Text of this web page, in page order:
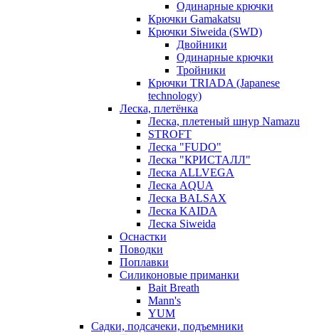
Одинарные крючки
Крючки Gamakatsu
Крючки Siweida (SWD)
Двойники
Одинарные крючки
Тройники
Крючки TRIADA (Japanese
technology)
Леска, плетёнка
Леска, плетеный шнур Namazu
STROFT
Леска "FUDO"
Леска "КРИСТАЛЛ"
Леска ALLVEGA
Леска AQUA
Леска BALSAX
Леска KAIDA
Леска Siweida
Оснастки
Поводки
Поплавки
Силиконовые приманки
Bait Breath
Mann's
YUM
Садки, подсачеки, подъемники